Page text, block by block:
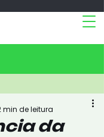
da
min de leitura